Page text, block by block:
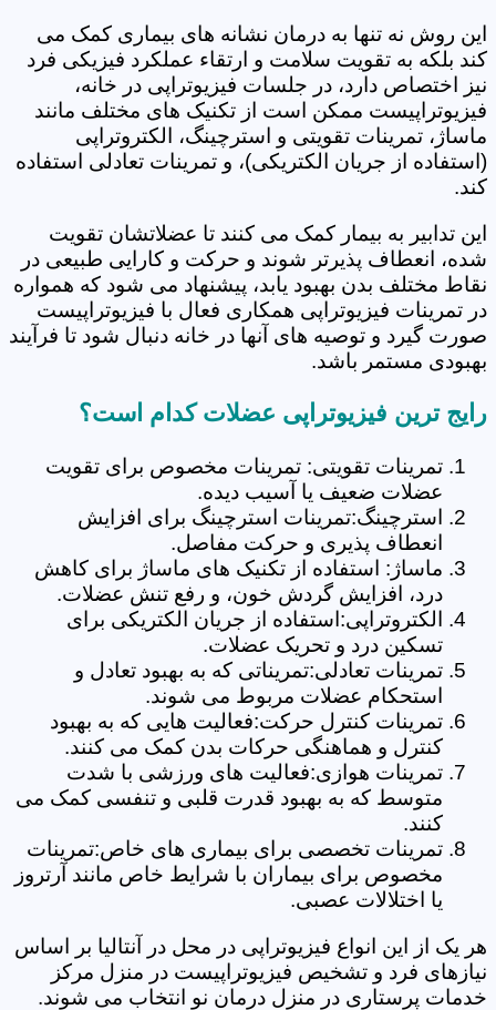
این روش نه تنها به درمان نشانه های بیماری کمک می
کند بلکه به تقویت سلامت و ارتقاء عملکرد فیزیکی فرد
نیز اختصاص دارد، در جلسات فیزیوتراپی در خانه،
فیزیوتراپیست ممکن است از تکنیک های مختلف مانند
ماساژ، تمرینات تقویتی و استرچینگ، الکتروتراپی
(استفاده از جریان الکتریکی)، و تمرینات تعادلی استفاده
کند.
این تدابیر به بیمار کمک می کنند تا عضلاتشان تقویت
شده، انعطاف پذیرتر شوند و حرکت و کارایی طبیعی در
نقاط مختلف بدن بهبود یابد، پیشنهاد می شود که همواره
در تمرینات فیزیوتراپی همکاری فعال با فیزیوتراپیست
صورت گیرد و توصیه های آنها در خانه دنبال شود تا فرآیند
بهبودی مستمر باشد.
رایج ترین فیزیوتراپی عضلات کدام است؟
تمرینات تقویتی: تمرینات مخصوص برای تقویت
عضلات ضعیف یا آسیب دیده.
استرچینگ:تمرینات استرچینگ برای افزایش
انعطاف پذیری و حرکت مفاصل.
ماساژ: استفاده از تکنیک های ماساژ برای کاهش
درد، افزایش گردش خون، و رفع تنش عضلات.
الکتروتراپی:استفاده از جریان الکتریکی برای
تسکین درد و تحریک عضلات.
تمرینات تعادلی:تمریناتی که به بهبود تعادل و
استحکام عضلات مربوط می شوند.
تمرینات کنترل حرکت:فعالیت هایی که به بهبود
کنترل و هماهنگی حرکات بدن کمک می کنند.
تمرینات هوازی:فعالیت های ورزشی با شدت
متوسط که به بهبود قدرت قلبی و تنفسی کمک می
کنند.
تمرینات تخصصی برای بیماری های خاص:تمرینات
مخصوص برای بیماران با شرایط خاص مانند آرتروز
یا اختلالات عصبی.
هر یک از این انواع فیزیوتراپی در محل در آنتالیا بر اساس
نیازهای فرد و تشخیص فیزیوتراپیست در منزل مرکز
خدمات پرستاری در منزل درمان نو انتخاب می شوند.